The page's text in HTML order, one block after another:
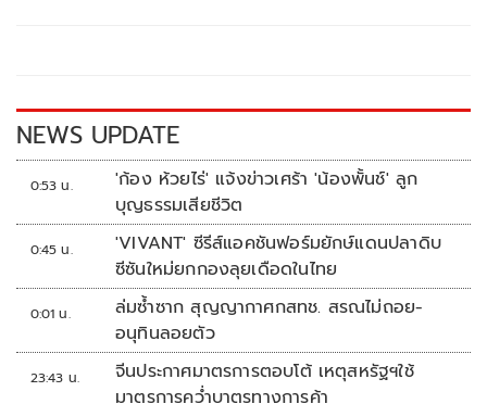
k k
NEWS UPDATE
0:53 น.
'ก้อง ห้วยไร่' แจ้งข่าวเศร้า 'น้องพั้นช์' ลูก
บุญธรรมเสียชีวิต
0:45 น.
'VIVANT' ซีรีส์แอคชันฟอร์มยักษ์แดนปลาดิบ
ซีซันใหม่ยกกองลุยเดือดในไทย
0:01 น.
ล่มซ้ำซาก สุญญากาศกสทช. สรณไม่ถอย-
อนุทินลอยตัว
23:43 น.
จีนประกาศมาตรการตอบโต้ เหตุสหรัฐฯใช้
มาตรการคว่ำบาตรทางการค้า